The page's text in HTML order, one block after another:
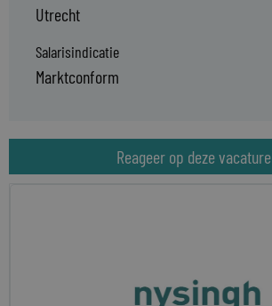
Utrecht
Salarisindicatie
Marktconform
Reageer op deze vacature